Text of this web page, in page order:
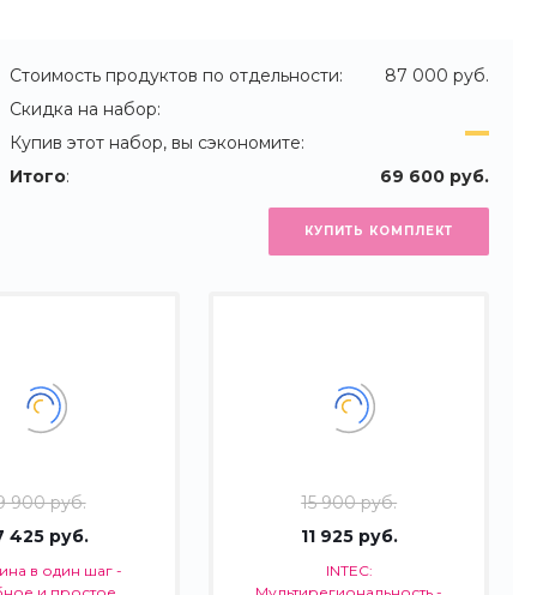
Стоимость продуктов по отдельности:
87 000 руб.
Скидка на набор:
Купив этот набор, вы сэкономите:
Итого: 69 600 руб.
КУПИТЬ КОМПЛЕКТ
900 руб.
425 руб.
в один шаг -
15 900 руб.
11 925 руб.
INTEC: